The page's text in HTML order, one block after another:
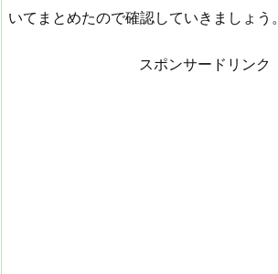
いてまとめたので確認していきましょう。
スポンサードリンク